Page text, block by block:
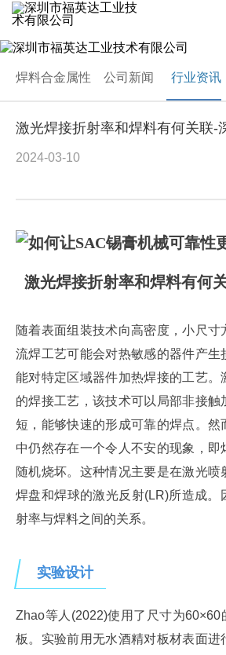
焊料合金属性 公司新闻 行业资讯
激光焊接折射率和焊料有何关联-
2024-03-10
激光焊接折射率和焊料有何
随着表面组装技术向高密度，小尺寸
流焊工艺可能会对热敏感的器件产生
能对特定区域器件加热焊接的工艺。
的焊接工艺，该技术可以局部非接触
短，能够快速的形成可靠的焊点。然
中仍然存在一个令人不安的现象，即
随机烧坏。这种情况主要是在激光喷
焊盘和焊球的激光反射(LR)所造成。
射率与焊料之间的关系。
实验设计
Zhao等人(2022)使用了尺寸为60×60
板。实验前用无水酒精对板材表面进